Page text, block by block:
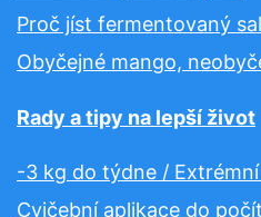
Proč jíst fermentovaný
Obyčejné mango,
Rady a tipy na lepší život
-3 kg do týdne /
Cvičební aplikace do